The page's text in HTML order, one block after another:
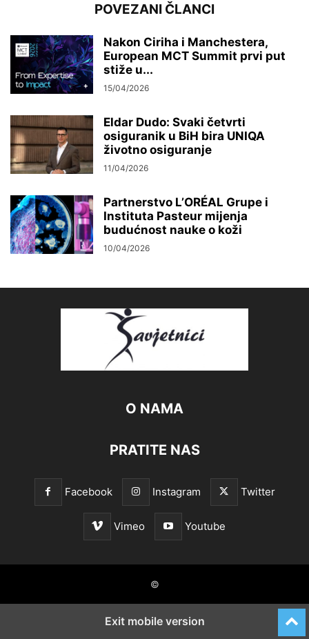
POVEZANI ČLANCI
Nakon Ciriha i Manchestera,
European MCT Summit prvi put
stiže u...
15/04/2026
Eldar Dudo: Svaki četvrti
osiguranik u BiH bira UNIQA
životno osiguranje
11/04/2026
Partnerstvo L’ORÉAL Grupe i
Instituta Pasteur mijenja
budućnost nauke o koži
10/04/2026
O NAMA
PRATITE NAS
Facebook Instagram Twitter
Vimeo Youtube
©
Exit mobile version